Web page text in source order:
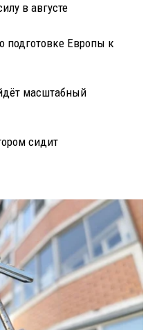
в августе
подготовке Европы к
масштабный
сидит